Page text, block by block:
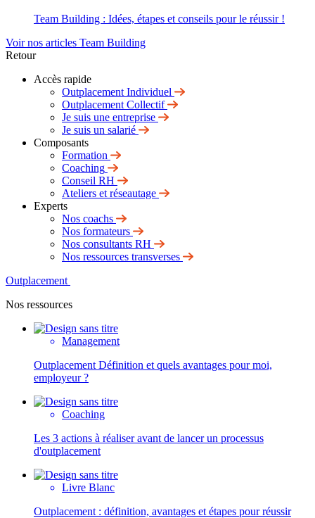
Team Building : Idées, étapes et conseils pour le réussir !
Voir nos articles Team Building
Retour
Accès rapide
Outplacement Individuel
Outplacement Collectif
Je suis une entreprise
Je suis un salarié
Composants
Formation
Coaching
Conseil RH
Ateliers et réseautage
Experts
Nos coachs
Nos formateurs
Nos consultants RH
Nos ressources transverses
Outplacement
Nos ressources
Management
Outplacement Définition et quels avantages pour moi,
employeur ?
Coaching
Les 3 actions à réaliser avant de lancer un processus
d'outplacement
Livre Blanc
Outplacement : définition, avantages et étapes pour réussir